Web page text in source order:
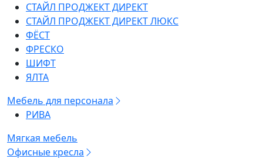
СТАЙЛ ПРОДЖЕКТ ДИРЕКТ
СТАЙЛ ПРОДЖЕКТ ДИРЕКТ ЛЮКС
ФЁСТ
ФРЕСКО
ШИФТ
ЯЛТА
Мебель для персонала
РИВА
Мягкая мебель
Офисные кресла